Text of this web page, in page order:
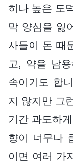
히나 높은 도
막 양심을 잃
사들이 돈 때
고, 약을 남
속이기도 합
지 않지만 그
기간 과도하
향이 너무나
이면 여러 가